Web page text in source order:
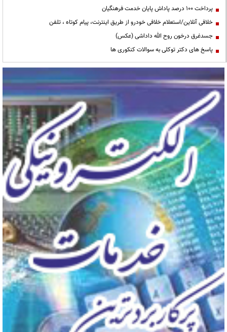
پرداخت ۱۰۰ درصد پاداش پایان خدمت فرهنگیان
خلافی آنلاین/استعلام خلافی خودرو از طریق اینترنت، پیام کوتاه ، تلفن
جسدغرق درخون روح الله داداشی (عکس)
پاسخ های دکتر توکلی به سوالات کنکوری ها